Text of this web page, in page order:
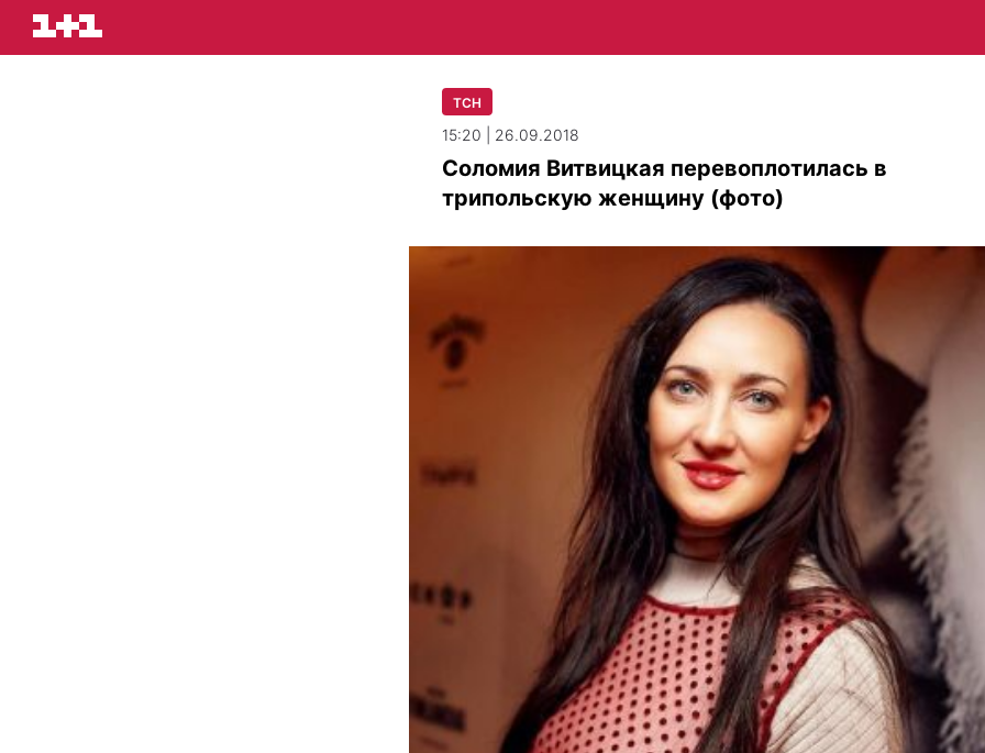
ТСН
15:20 | 26.09.2018
Соломия Витвицкая перевоплотилась в
трипольскую женщину (фото)